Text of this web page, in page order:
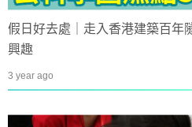
假日好去處｜走入香港建築百
興趣
3 year ago